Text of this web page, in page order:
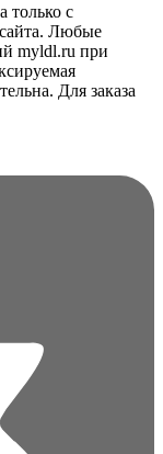
только с
Любые
myldl.ru при
Для заказа